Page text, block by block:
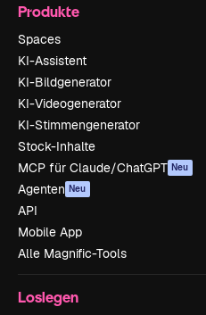
Produkte
Spaces
KI-Assistent
KI-Bildgenerator
KI-Videogenerator
KI-Stimmengenerator
Stock-Inhalte
MCP für Claude/ChatGPT Neu
Agenten Neu
API
Mobile App
Alle Magnific-Tools
Loslegen